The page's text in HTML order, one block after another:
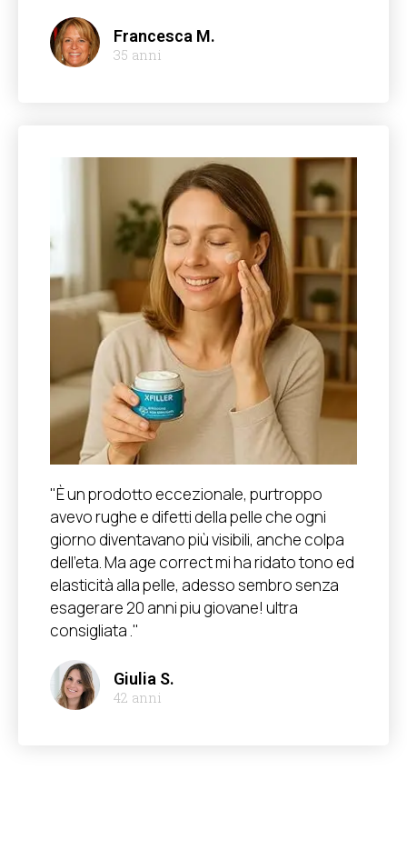
Francesca M.
35 anni
"È un prodotto eccezionale, purtroppo
avevo rughe e difetti della pelle che ogni
giorno diventavano più visibili, anche colpa
dell'eta. Ma age correct mi ha ridato tono ed
elasticità alla pelle, adesso sembro senza
esagerare 20 anni piu giovane! ultra
consigliata ."
Giulia S.
42 anni